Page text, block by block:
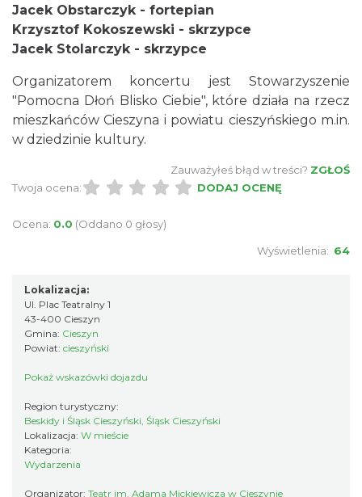
Cieszyn
Cieszyn
Jacek Obstarczyk - fortepian
Krzysztof Kokoszewski - skrzypce
Jacek Stolarczyk - skrzypce
Organizatorem koncertu jest Stowarzyszenie
"Pomocna Dłoń Blisko Ciebie", które działa na rzecz
mieszkańców Cieszyna i powiatu cieszyńskiego m.in.
w dziedzinie kultury.
Zauważyłeś błąd w treści? ZGŁOŚ
Twoja ocena:
DODAJ OCENĘ
Ocena: 0.0 (Oddano 0 głosy)
Wyświetlenia: 64
Lokalizacja:
Ul. Plac Teatralny 1
43-400 Cieszyn
Gmina: Cieszyn
Powiat: cieszyński
Pokaż wskazówki dojazdu
Region turystyczny:
Beskidy i Śląsk Cieszyński, Śląsk Cieszyński
Lokalizacja: W mieście
Kategoria:
Wydarzenia
Organizator: Teatr im. Adama Mickiewicza w Cieszynie